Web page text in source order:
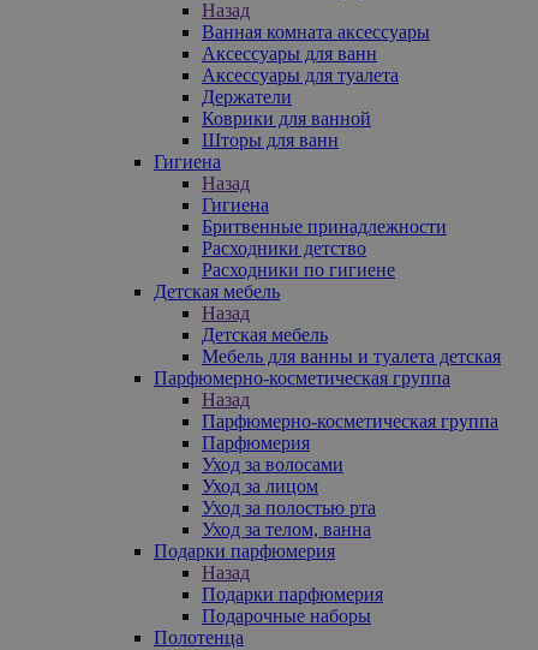
Назад
Ванная комната аксессуары
Аксессуары для ванн
Аксессуары для туалета
Держатели
Коврики для ванной
Шторы для ванн
Гигиена
Назад
Гигиена
Бритвенные принадлежности
Расходники детство
Расходники по гигиене
Детская мебель
Назад
Детская мебель
Мебель для ванны и туалета детская
Парфюмерно-косметическая группа
Назад
Парфюмерно-косметическая группа
Парфюмерия
Уход за волосами
Уход за лицом
Уход за полостью рта
Уход за телом, ванна
Подарки парфюмерия
Назад
Подарки парфюмерия
Подарочные наборы
Полотенца